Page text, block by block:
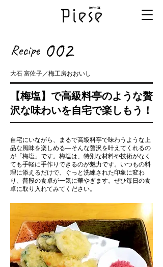
Recipe 002
大石 富佐子／梅工房おおいし
【梅塩】で高級料亭のような贅
沢な味わいを自宅で楽しもう！
自宅にいながら、まるで高級料亭で味わうような上
品な風味を楽しめる―そんな贅沢を叶えてくれるの
が「梅塩」です。梅塩は、特別な材料や技術がなく
ても手軽に手作りできるのが魅力です。いつもの料
理に添えるだけで、ぐっと洗練された印象に変わ
り、普段の食卓が一気に華やぎます。ぜひ毎日の食
卓に取り入れてみてください。